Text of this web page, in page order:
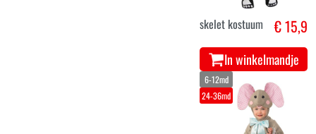
skelet kostuum € 15,9
In winkelmandje
6-12md
24-36md